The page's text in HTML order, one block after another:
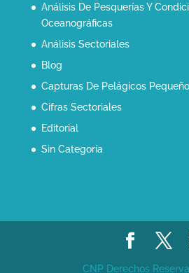
Análisis De Pesquerías Y
Oceanográficas
Análisis Sectoriales
Blog
Capturas De Pelágicos
Cifras Sectoriales
Editorial
Sin Categoría
CNP Derechos